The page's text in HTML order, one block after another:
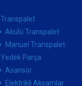
Transpalet
Akülü Transpalet
Manuel Transpalet
Yedek Parça
Asansör
Elektrikli Aksamlar